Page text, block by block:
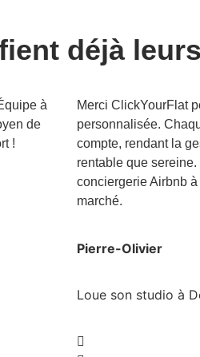
déjà
à
de
!
Merci ClickYourFlat
personnalisée.
compte, rendant la
rentable que
conciergerie Airbnb
marché.
Pierre-Olivier
Loue son studio à